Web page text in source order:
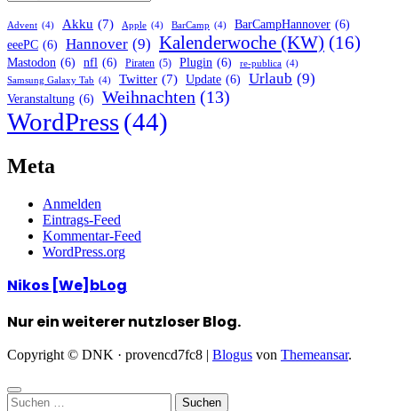
Advent (4) Akku (7) Apple (4) BarCamp (4) BarCampHannover (6)
eeePC (6) Hannover (9) Kalenderwoche (KW) (16)
Mastodon (6) nfl (6) Piraten (5) Plugin (6) re-publica (4)
Samsung Galaxy Tab (4) Twitter (7) Update (6) Urlaub (9)
Veranstaltung (6) Weihnachten (13)
WordPress(44)
Meta
Anmelden
Eintrags-Feed
Kommentar-Feed
WordPress.org
Nikos [We]bLog
Nur ein weiterer nutzloser Blog.
Copyright © DNK · provencd7fc8 | Blogus von Themeansar.
Suchen